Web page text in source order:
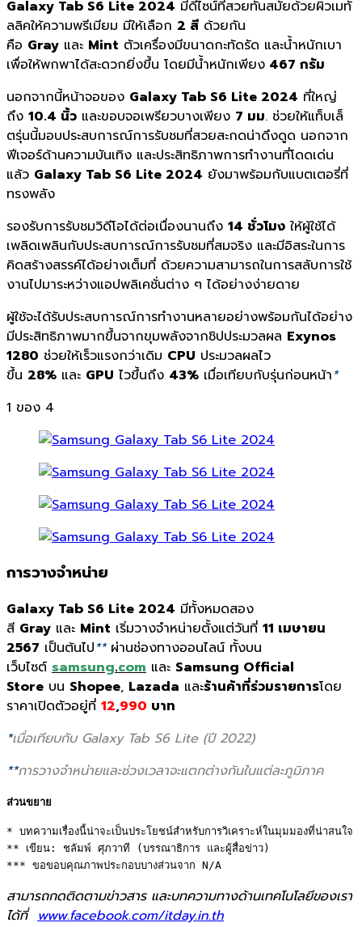
Galaxy Tab S6 Lite 2024 มีดีไซน์ที่สวยทันสมัยด้วยผิวเมทั
ลลิคให้ความพรีเมียม มีให้เลือก 2 สี ด้วยกัน
คือ Gray และ Mint ตัวเครื่องมีขนาดกะทัดรัด และน้ำหนักเบา
เพื่อให้พกพาได้สะดวกยิ่งขึ้น โดยมีน้ำหนักเพียง 467 กรัม
นอกจากนี้หน้าจอของ Galaxy Tab S6 Lite 2024 ที่ใหญ่
ถึง 10.4 นิ้ว และขอบจอเพรียวบางเพียง 7 มม. ช่วยให้แท็บเล็
ตรุ่นนี้มอบประสบการณ์การรับชมที่สวยสะกดน่าดึงดูด นอกจาก
ฟีเจอร์ด้านความบันเทิง และประสิทธิภาพการทำงานที่โดดเด่น
แล้ว Galaxy Tab S6 Lite 2024 ยังมาพร้อมกับแบตเตอรี่ที่
ทรงพลัง
รองรับการรับชมวิดีโอได้ต่อเนื่องนานถึง 14 ชั่วโมง ให้ผู้ใช้ได้
เพลิดเพลินกับประสบการณ์การรับชมที่สมจริง และมีอิสระในการ
คิดสร้างสรรค์ได้อย่างเต็มที่ ด้วยความสามารถในการสลับการใช้
งานไปมาระหว่างแอปพลิเคชั่นต่าง ๆ ได้อย่างง่ายดาย
ผู้ใช้จะได้รับประสบการณ์การทำงานหลายอย่างพร้อมกันได้อย่าง
มีประสิทธิภาพมากขึ้นจากขุมพลังจากชิปประมวลผล Exynos
1280 ช่วยให้เร็วแรงกว่าเดิม CPU ประมวลผลไว
ขึ้น 28% และ GPU ไวขึ้นถึง 43% เมื่อเทียบกับรุ่นก่อนหน้า*
1 ของ 4
การวางจำหน่าย
Galaxy Tab S6 Lite 2024 มีทั้งหมดสอง
สี Gray และ Mint เริ่มวางจำหน่ายตั้งแต่วันที่ 11 เมษายน
2567 เป็นต้นไป**ผ่านช่องทางออนไลน์ ทั้งบน
เว็บไซต์ samsung.com และ Samsung Official
Store บน Shopee, Lazada และร้านค้าที่ร่วมรายการโดย
ราคาเปิดตัวอยู่ที่ 12,990 บาท
*เมื่อเทียบกับ Galaxy Tab S6 Lite (ปี 2022)
**การวางจำหน่ายและช่วงเวลาจะแตกต่างกันในแต่ละภูมิภาค
ส่วนขยาย
* บทความเรื่องนี้น่าจะเป็นประโยชน์สำหรับการวิเคราะห์ในมุมมองที่น่าสนใจ
** เขียน: ชลัมพ์ ศุภวาที (บรรณาธิการ และผู้สื่อข่าว)
*** ขอขอบคุณภาพประกอบบางส่วนจาก N/A
สามารถกดติดตามข่าวสาร และบทความทางด้านเทคโนโลยีของเรา
ได้ที่ www.facebook.com/itday.in.th